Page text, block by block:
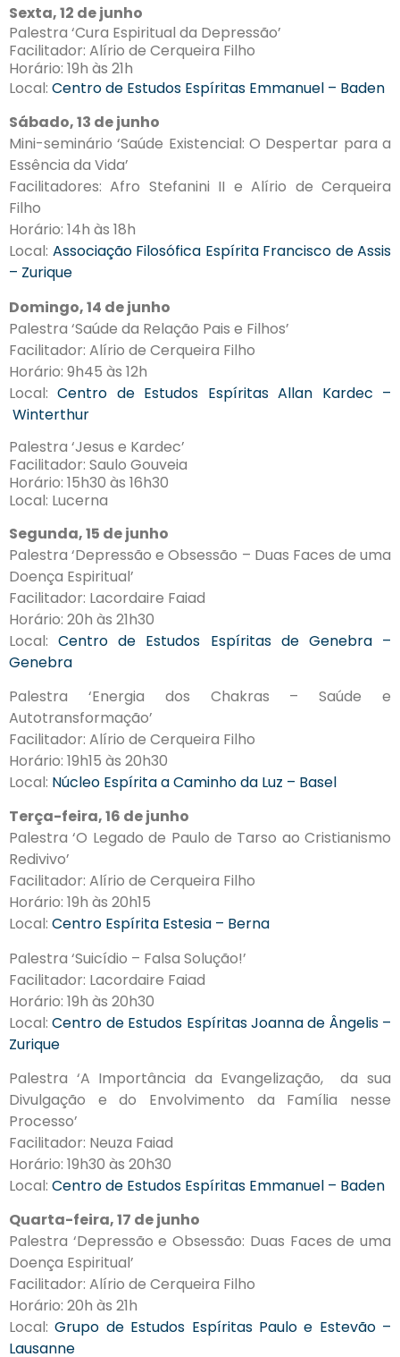
Sexta, 12 de junho
Palestra ‘Cura Espiritual da Depressão’
Facilitador: Alírio de Cerqueira Filho
Horário: 19h às 21h
Local: Centro de Estudos Espíritas Emmanuel – Baden
Sábado, 13 de junho
Mini-seminário ‘Saúde Existencial: O Despertar para a
Essência da Vida’
Facilitadores: Afro Stefanini II e Alírio de Cerqueira
Filho
Horário: 14h às 18h
Local: Associação Filosófica Espírita Francisco de Assis
– Zurique
Domingo, 14 de junho
Palestra ‘Saúde da Relação Pais e Filhos’
Facilitador: Alírio de Cerqueira Filho
Horário: 9h45 às 12h
Local:Centro de Estudos Espíritas Allan Kardec –
Winterthur
Palestra ‘Jesus e Kardec’
Facilitador: Saulo Gouveia
Horário: 15h30 às 16h30
Local: Lucerna
Segunda, 15 de junho
Palestra ‘Depressão e Obsessão – Duas Faces de uma
Doença Espiritual’
Facilitador: Lacordaire Faiad
Horário: 20h às 21h30
Local:Centro de Estudos Espíritas de Genebra –
Genebra
Palestra ‘Energia dos Chakras – Saúde e
Autotransformação’
Facilitador: Alírio de Cerqueira Filho
Horário: 19h15 às 20h30
Local: Núcleo Espírita a Caminho da Luz – Basel
Terça-feira, 16 de junho
Palestra ‘O Legado de Paulo de Tarso ao Cristianismo
Redivivo’
Facilitador: Alírio de Cerqueira Filho
Horário: 19h às 20h15
Local: Centro Espírita Estesia – Berna
Palestra ‘Suicídio – Falsa Solução!’
Facilitador: Lacordaire Faiad
Horário: 19h às 20h30
Local:Centro de Estudos Espíritas Joanna de Ângelis –
Zurique
Palestra ‘A Importância da Evangelização, da sua
Divulgação e do Envolvimento da Família nesse
Processo’
Facilitador: Neuza Faiad
Horário: 19h30 às 20h30
Local: Centro de Estudos Espíritas Emmanuel – Baden
Quarta-feira, 17 de junho
Palestra ‘Depressão e Obsessão: Duas Faces de uma
Doença Espiritual’
Facilitador: Alírio de Cerqueira Filho
Horário: 20h às 21h
Local:Grupo de Estudos Espíritas Paulo e Estevão –
Lausanne